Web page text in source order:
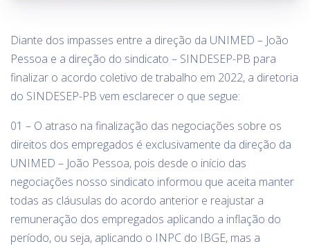
Diante dos impasses entre a direção da UNIMED – João
Pessoa e a direção do sindicato – SINDESEP-PB para
finalizar o acordo coletivo de trabalho em 2022, a diretoria
do SINDESEP-PB vem esclarecer o que segue:
01 – O atraso na finalização das negociações sobre os
direitos dos empregados é exclusivamente da direção da
UNIMED – João Pessoa, pois desde o início das
negociações nosso sindicato informou que aceita manter
todas as cláusulas do acordo anterior e reajustar a
remuneração dos empregados aplicando a inflação do
período, ou seja, aplicando o INPC do IBGE, mas a